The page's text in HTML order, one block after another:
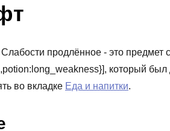
продлённое - это
который
во вкладке Еда и напитки.